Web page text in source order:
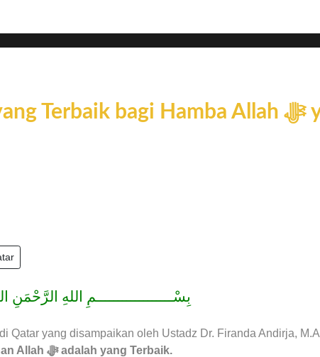
بِسْــــــــــــــــــمِ اللهِ الرَّحْمَنِ
Qatar yang disampaikan oleh Ustadz Dr. Firanda Andirja, M.A
Pilihan Allah ﷻ adalah yang Terbaik.